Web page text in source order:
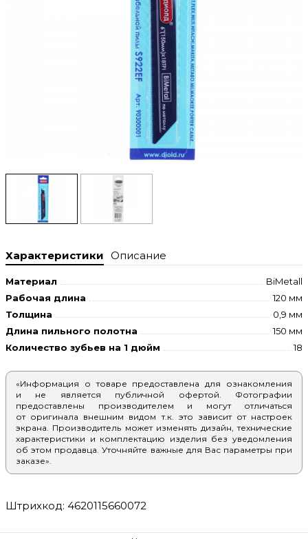
Штрихкод: 4620115660072
Характеристики Описание
Материал
BiMetall
Рабочая длина
120 мм
Толщина
0,9 мм
Длина пильного полотна
150 мм
Количество зубьев на 1 дюйм
18
«Информация о товаре предоставлена для ознакомления
и не является публичной офертой. Фотографии
предоставлены производителем и могут отличаться
от оригинала внешним видом т.к. это зависит от настроек
экрана. Производитель может изменять дизайн, технические
характеристики и комплектацию изделия без уведомления
об этом продавца. Уточняйте важные для Вас параметры при
заказе».